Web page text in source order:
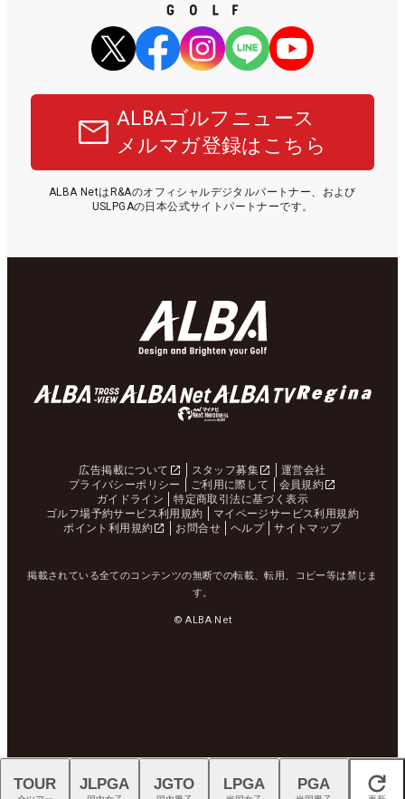
ALBAゴルフニュース
メルマガ登録はこちら
ALBA NetはR&Aのオフィシャルデジタルパートナー、および
USLPGAの日本公式サイトパートナーです。
広告掲載について スタッフ募集
運営会社
プライバシーポリシー
ご利用に際して
会員規約
ガイドライン
特定商取引法に基づく表示
ゴルフ場予約サービス利用規約
マイページサービス利用規約
ポイント利用規約
お問合せ ヘルプ サイトマップ
掲載されている全てのコンテンツの無断での転載、転用、コピー等は禁じま
す。
© ALBA Net
閉じる
TOUR JLPGA JGTO LPGA PGA